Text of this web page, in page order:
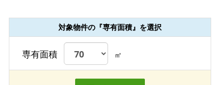
対象物件の『専有面積』を選択
専有面積 ㎡